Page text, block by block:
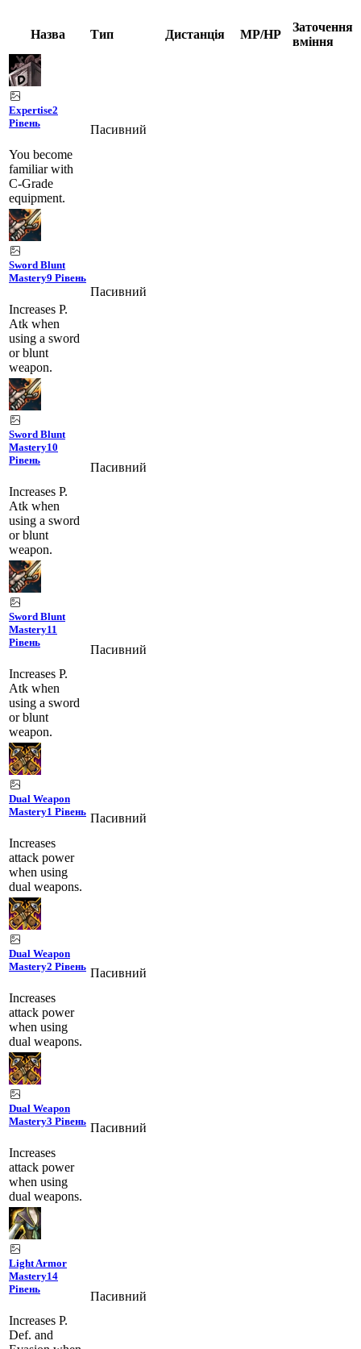
Назва Тип Дистанція MP/HP
Заточення
вміння
Expertise2
Рівень
You become
familiar with
C-Grade
equipment.
Пасивний
Sword Blunt
Mastery9 Рівень
Increases P.
Atk when
using a sword
or blunt
weapon.
Пасивний
Sword Blunt
Mastery10
Рівень
Increases P.
Atk when
using a sword
or blunt
weapon.
Пасивний
Sword Blunt
Mastery11
Рівень
Increases P.
Atk when
using a sword
or blunt
weapon.
Пасивний
Dual Weapon
Mastery1 Рівень
Increases
attack power
when using
dual weapons.
Пасивний
Dual Weapon
Mastery2 Рівень
Increases
attack power
when using
dual weapons.
Пасивний
Dual Weapon
Mastery3 Рівень
Increases
attack power
when using
dual weapons.
Пасивний
Light Armor
Mastery14
Рівень
Increases P.
Def. and
Пасивний